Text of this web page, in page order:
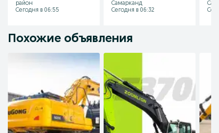
район
Сегодня в 06:55
Самарканд
Сегодня в 06:32
Похожие объявления